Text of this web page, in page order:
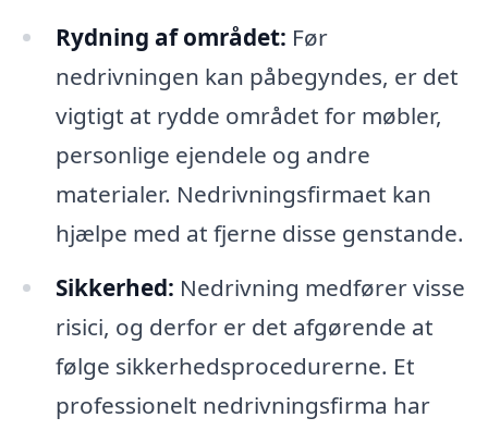
Rydning af området: Før
nedrivningen kan påbegyndes, er det
vigtigt at rydde området for møbler,
personlige ejendele og andre
materialer. Nedrivningsfirmaet kan
hjælpe med at fjerne disse genstande.
Sikkerhed: Nedrivning medfører visse
risici, og derfor er det afgørende at
følge sikkerhedsprocedurerne. Et
professionelt nedrivningsfirma har